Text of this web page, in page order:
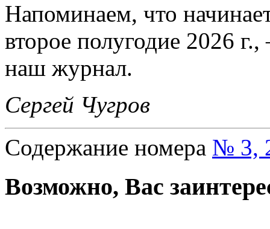
Напоминаем, что
второе полугодие 2026
наш журнал.
Сергей Чугров
Содержание номера № 3,
Возможно, Вас